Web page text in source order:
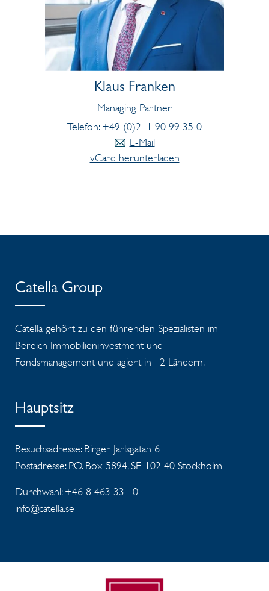
Klaus Franken
Managing Partner
Telefon: +49 (0)211 90 99 35 0
E-Mail
vCard herunterladen
Catella Group
Catella gehört zu den führenden Spezialisten im
Bereich Immobilieninvestment und
Fondsmanagement und agiert in 12 Ländern.
Hauptsitz
Besuchsadresse: Birger Jarlsgatan 6
Postadresse: P.O. Box 5894, SE-102 40 Stockholm
Durchwahl: +46 8 463 33 10
info@catella.se